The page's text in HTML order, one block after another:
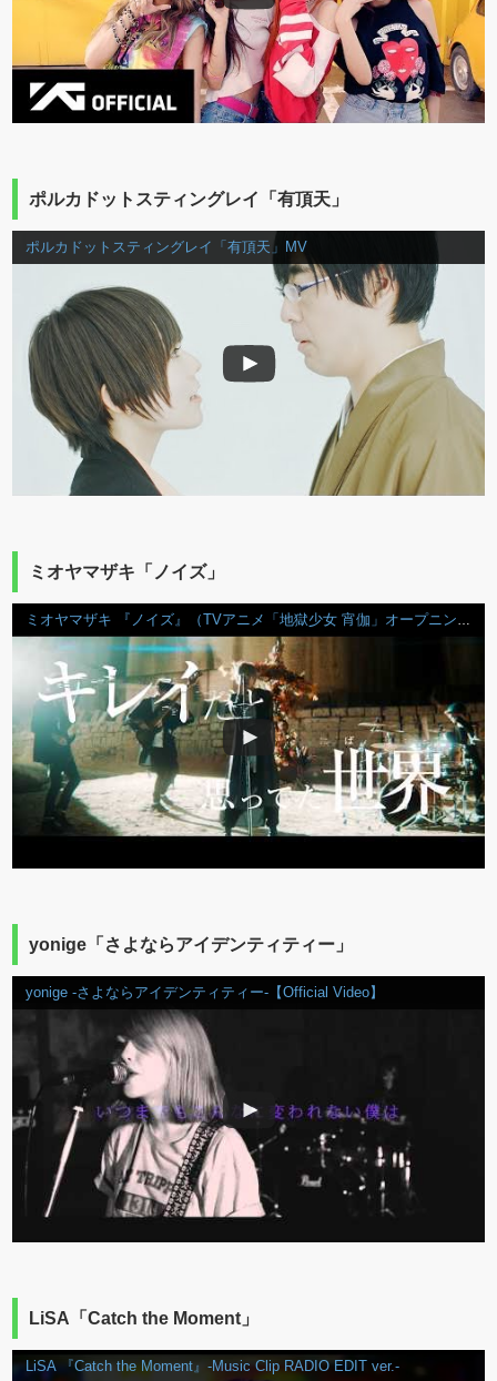
ポルカドットスティングレイ「有頂天」
ポルカドットスティングレイ「有頂天」MV
ミオヤマザキ「ノイズ」
ミオヤマザキ 『ノイズ』（TVアニメ「地獄少女 宵伽」オープニングテーマ）
yonige「さよならアイデンティティー」
yonige -さよならアイデンティティー-【Official Video】
LiSA「Catch the Moment」
LiSA 『Catch the Moment』-Music Clip RADIO EDIT ver.-